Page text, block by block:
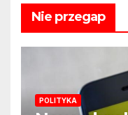
Nie przegap
POLITYKA